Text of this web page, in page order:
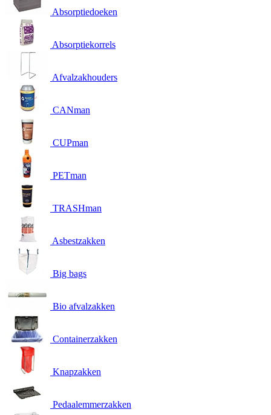
Absorptiedoeken
Absorptiekorrels
Afvalzakhouders
CANman
CUPman
PETman
TRASHman
Asbestzakken
Big bags
Bio afvalzakken
Containerzakken
Knapzakken
Pedaalemmerzakken